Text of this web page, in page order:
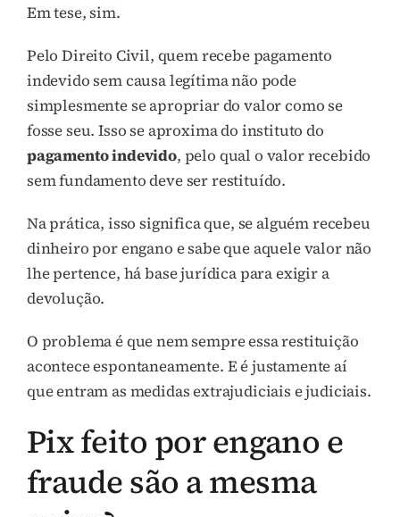
Em tese, sim.
Pelo Direito Civil, quem recebe pagamento
indevido sem causa legítima não pode
simplesmente se apropriar do valor como se
fosse seu. Isso se aproxima do instituto do
pagamento indevido, pelo qual o valor recebido
sem fundamento deve ser restituído.
Na prática, isso significa que, se alguém recebeu
dinheiro por engano e sabe que aquele valor não
lhe pertence, há base jurídica para exigir a
devolução.
O problema é que nem sempre essa restituição
acontece espontaneamente. E é justamente aí
que entram as medidas extrajudiciais e judiciais.
Pix feito por engano e
fraude são a mesma